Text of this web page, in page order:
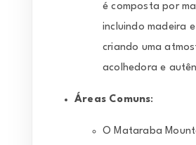
é composta por
incluindo madeira
criando uma
acolhedora e
Áreas Comuns:
O Mataraba